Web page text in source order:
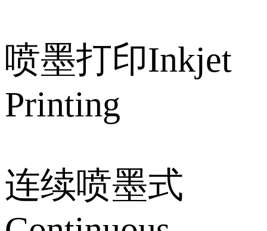
喷墨打印Inkjet
Printing
连续喷墨式